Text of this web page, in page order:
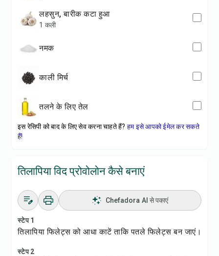
लहसुन, बारीक कटा हुआ
1 कली
नमक
काली मिर्च
तलने के लिए तेल
इस रेसिपी को बाद के लिए सेव करना चाहते हैं? हम इसे आपको ईमेल कर सकते
हैं!
तिलापिया विद प्रोवोलोन कैसे बनाएं
Chefadora AI से पकाएं
स्टेप 1
तिलापिया फिलेट्स को आधा काटें ताकि पतले फिलेट्स बन जाएं।
स्टेप 2